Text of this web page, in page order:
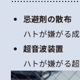
忌避剤の散布
ハトが嫌がる
超音波装置
ハトが嫌がる